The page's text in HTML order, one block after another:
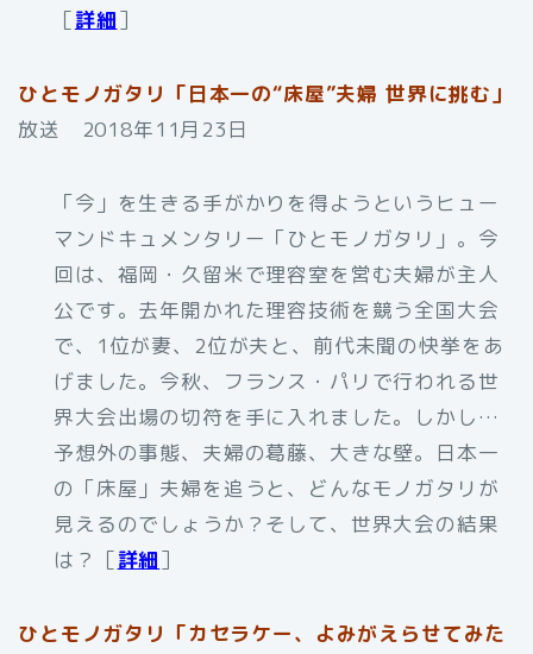
［詳細］
ひとモノガタリ「日本一の“床屋”夫婦 世界に挑む」
放送 2018年11月23日
「今」を生きる手がかりを得ようというヒュー
マンドキュメンタリー「ひとモノガタリ」。今
回は、福岡・久留米で理容室を営む夫婦が主人
公です。去年開かれた理容技術を競う全国大会
で、1位が妻、2位が夫と、前代未聞の快挙をあ
げました。今秋、フランス・パリで行われる世
界大会出場の切符を手に入れました。しかし…
予想外の事態、夫婦の葛藤、大きな壁。日本一
の「床屋」夫婦を追うと、どんなモノガタリが
見えるのでしょうか？そして、世界大会の結果
は？［詳細］
ひとモノガタリ「カセラケー、よみがえらせてみた